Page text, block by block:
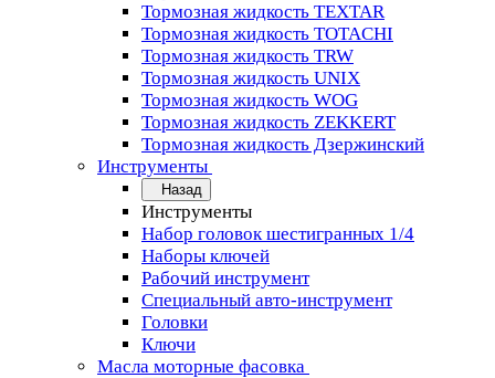
Тормозная жидкость TEXTAR
Тормозная жидкость TOTACHI
Тормозная жидкость TRW
Тормозная жидкость UNIX
Тормозная жидкость WOG
Тормозная жидкость ZEKKERT
Тормозная жидкость Дзержинский
Инструменты
Назад
Инструменты
Набор головок шестигранных 1/4
Наборы ключей
Рабочий инструмент
Специальный авто-инструмент
Головки
Ключи
Масла моторные фасовка